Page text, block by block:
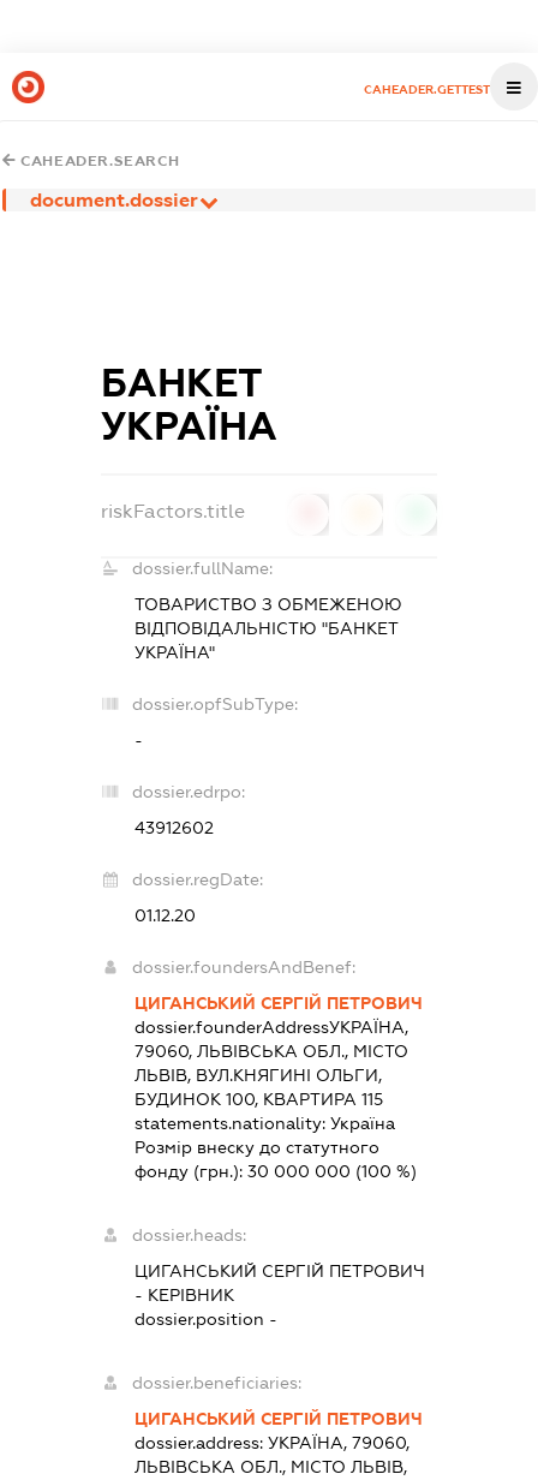
CAHEADER.GETTEST
CAHEADER.SEARCH
document.dossier
БАНКЕТ
УКРАЇНА
riskFactors.title
dossier.fullName:
ТОВАРИСТВО З ОБМЕЖЕНОЮ
ВІДПОВІДАЛЬНІСТЮ "БАНКЕТ
УКРАЇНА"
dossier.opfSubType:
-
dossier.edrpo:
43912602
dossier.regDate:
01.12.20
dossier.foundersAndBenef:
ЦИГАНСЬКИЙ СЕРГІЙ ПЕТРОВИЧ
dossier.founderAddressУКРАЇНА,
79060, ЛЬВІВСЬКА ОБЛ., МІСТО
ЛЬВІВ, ВУЛ.КНЯГИНІ ОЛЬГИ,
БУДИНОК 100, КВАРТИРА 115
statements.nationality: Україна
Розмір внеску до статутного
фонду (грн.): 30 000 000 (100 %)
dossier.heads:
ЦИГАНСЬКИЙ СЕРГІЙ ПЕТРОВИЧ
- КЕРІВНИК
dossier.position -
dossier.beneficiaries:
ЦИГАНСЬКИЙ СЕРГІЙ ПЕТРОВИЧ
dossier.address: УКРАЇНА, 79060,
ЛЬВІВСЬКА ОБЛ., МІСТО ЛЬВІВ,